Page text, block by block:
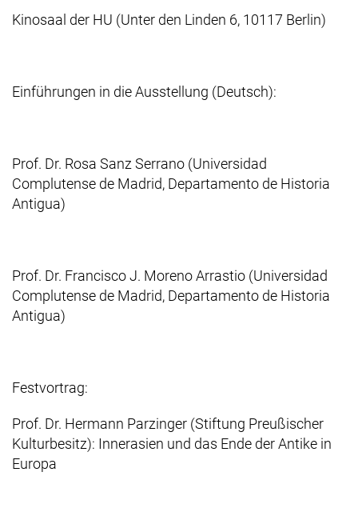
Kinosaal der HU (Unter den Linden 6, 10117 Berlin)
Einführungen in die Ausstellung (Deutsch):
Prof. Dr. Rosa Sanz Serrano (Universidad
Complutense de Madrid, Departamento de Historia
Antigua)
Prof. Dr. Francisco J. Moreno Arrastio (Universidad
Complutense de Madrid, Departamento de Historia
Antigua)
Festvortrag:
Prof. Dr. Hermann Parzinger (Stiftung Preußischer
Kulturbesitz): Innerasien und das Ende der Antike in
Europa